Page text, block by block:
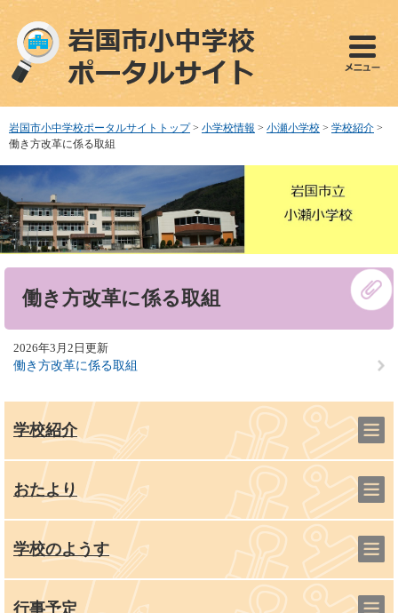
ペ
で
す
メ
ば
し
本
文
へ
岩国市小中学校ポータルサイトトップ > 小学校情報 > 小瀬小学校 > 学校紹介 >
働き方改革に係る取組
働き方改革に係る取組
2026年3月2日更新
働き方改革に係る取組
学校紹介
おたより
学校のようす
行事予定